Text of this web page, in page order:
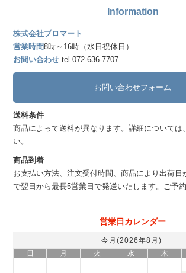
Information
株式会社プロマート
営業時間8時～16時（水日祝休日）
お問い合わせ tel.072-636-7707
お問い合わせフォーム
送料条件
商品によって送料が異なります。詳細については
い。
商品到着
お支払い方法、注文受付時間、商品により出荷日
で翌日から最長5営業日で発送いたします。ご予約
営業日カレンダー
今月(2026年8月)
日
月 火 水 木